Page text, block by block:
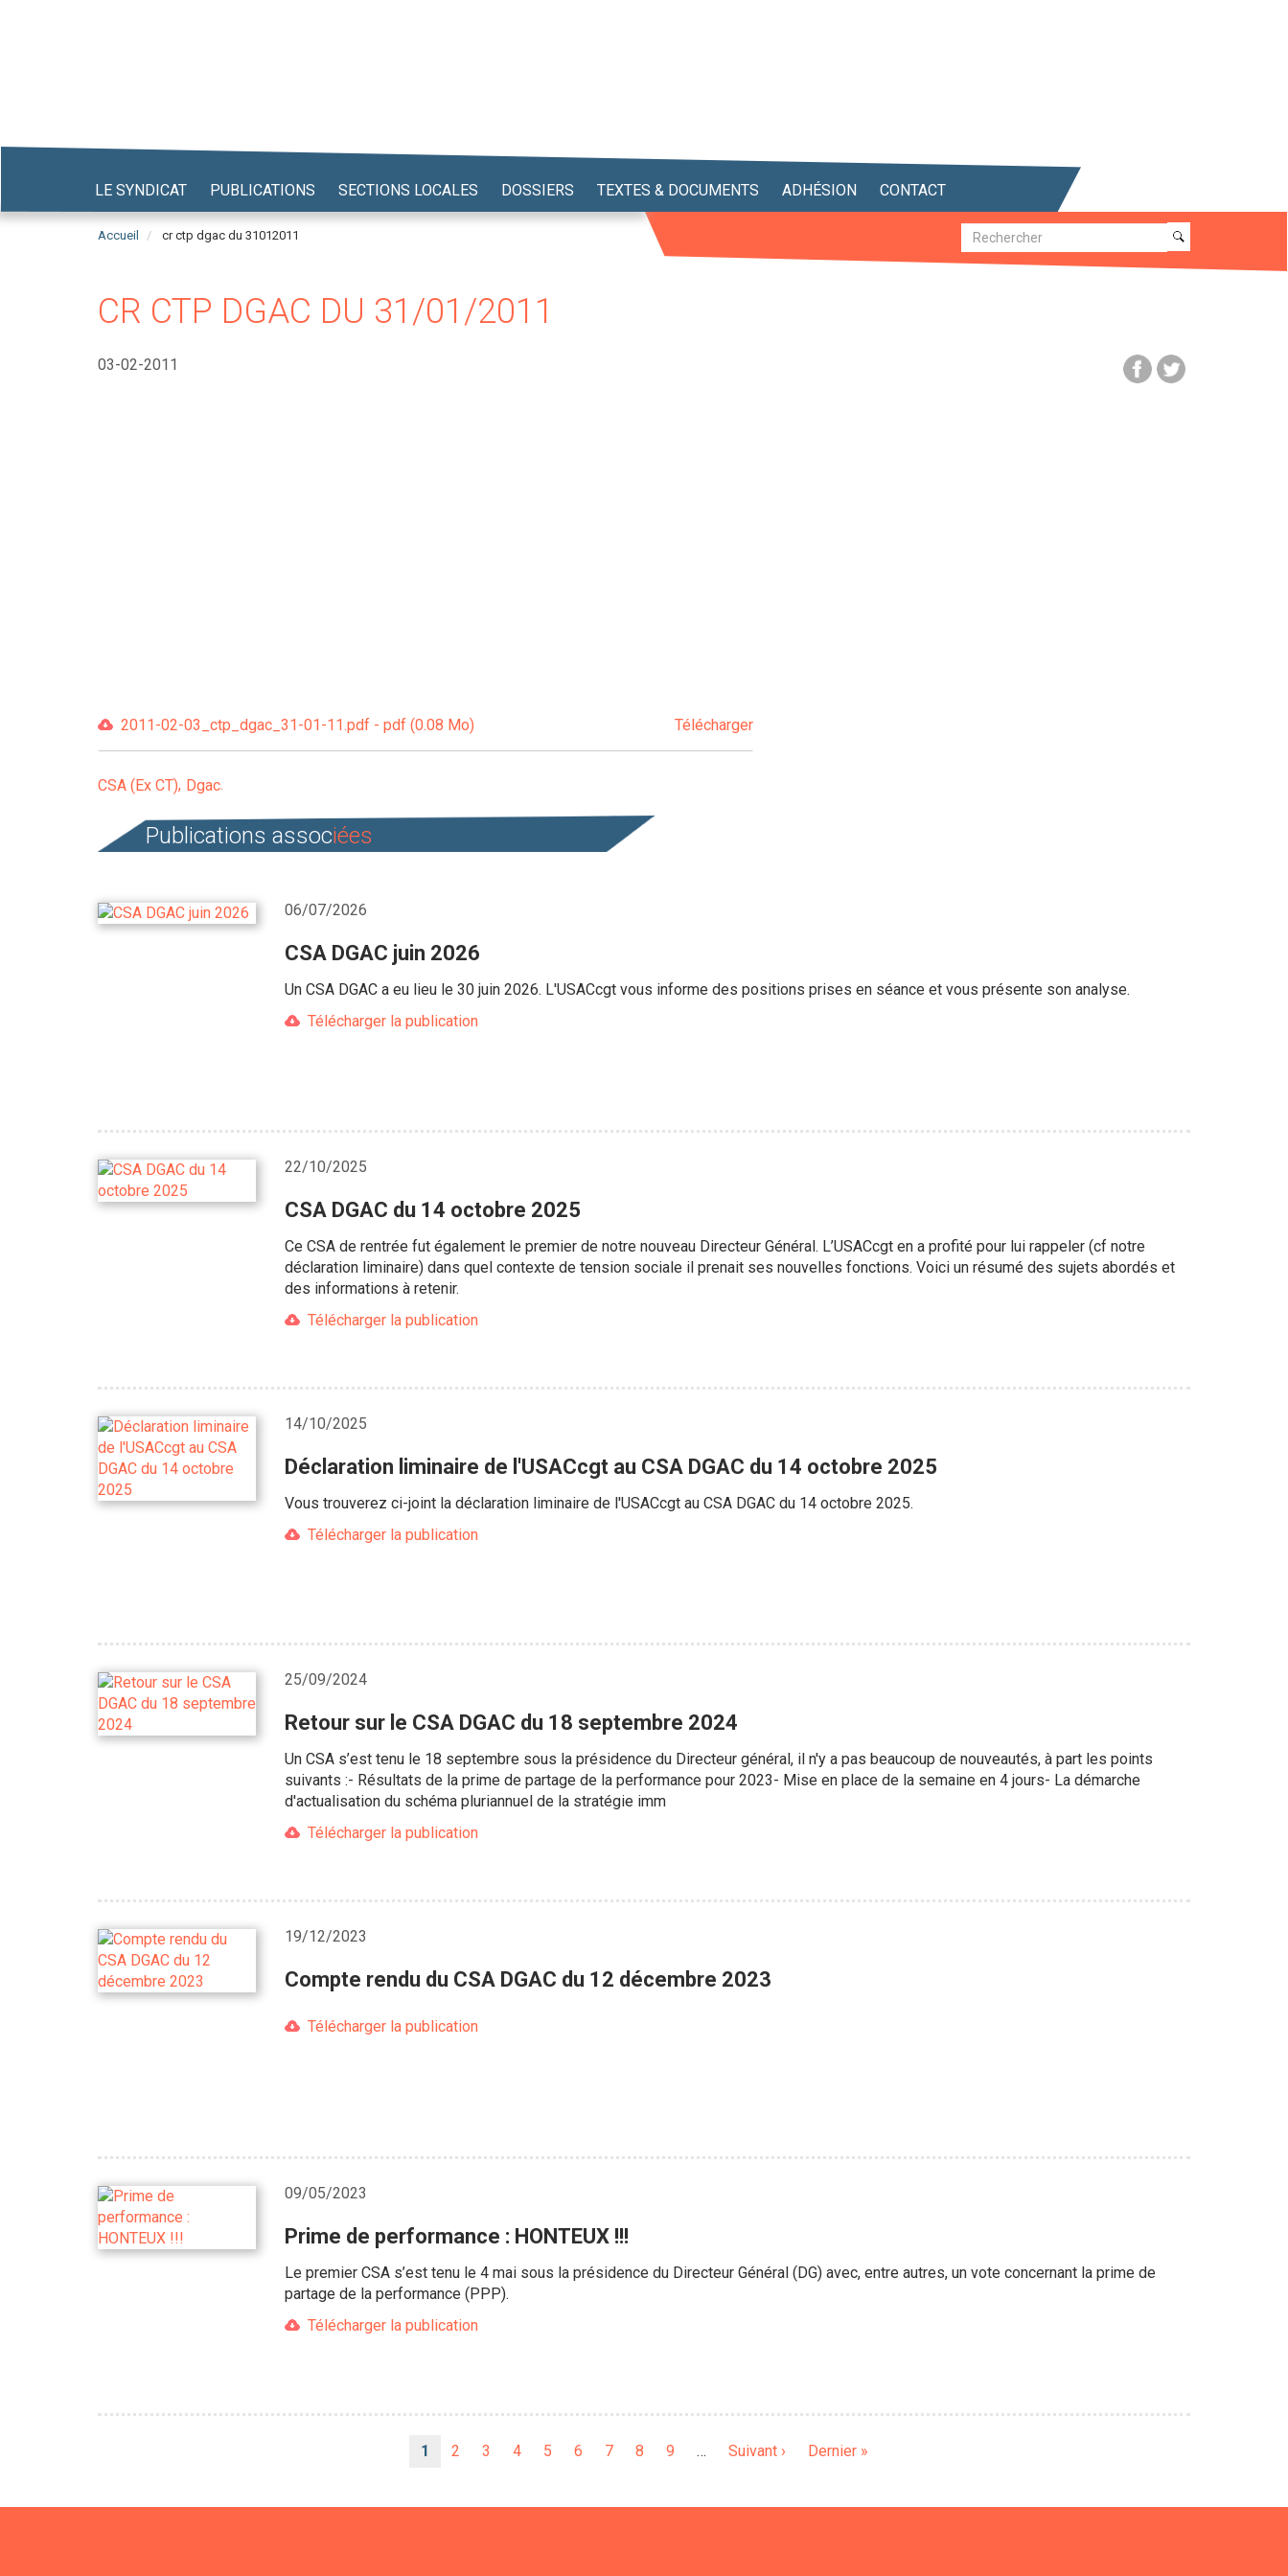
LE SYNDICAT PUBLICATIONS SECTIONS LOCALES DOSSIERS TEXTES & DOCUMENTS ADHÉSION CONTACT
Accueil cr ctp dgac du 31012011 Recherche
Recherche
CR CTP DGAC DU 31/01/2011
03-02-2011
2011-02-03_ctp_dgac_31-01-11.pdf - pdf (0.08 Mo) Télécharger
CSA (Ex CT) Dgac
Publications associées
06/07/2026
CSA DGAC juin 2026
Un CSA DGAC a eu lieu le 30 juin 2026. L'USACcgt vous informe des positions prises en séance et vous présente son analyse.
Télécharger la publication
22/10/2025
CSA DGAC du 14 octobre 2025
Ce CSA de rentrée fut également le premier de notre nouveau Directeur Général. L’USACcgt en a profité pour lui rappeler (cf notre
déclaration liminaire) dans quel contexte de tension sociale il prenait ses nouvelles fonctions. Voici un résumé des sujets abordés et
des informations à retenir.
Télécharger la publication
14/10/2025
Déclaration liminaire de l'USACcgt au CSA DGAC du 14 octobre 2025
Vous trouverez ci-joint la déclaration liminaire de l'USACcgt au CSA DGAC du 14 octobre 2025.
Télécharger la publication
25/09/2024
Retour sur le CSA DGAC du 18 septembre 2024
Un CSA s’est tenu le 18 septembre sous la présidence du Directeur général, il n'y a pas beaucoup de nouveautés, à part les points
suivants :- Résultats de la prime de partage de la performance pour 2023- Mise en place de la semaine en 4 jours- La démarche
d'actualisation du schéma pluriannuel de la stratégie imm
Télécharger la publication
19/12/2023
Compte rendu du CSA DGAC du 12 décembre 2023
Télécharger la publication
09/05/2023
Prime de performance : HONTEUX !!!
Le premier CSA s’est tenu le 4 mai sous la présidence du Directeur Général (DG) avec, entre autres, un vote concernant la prime de
partage de la performance (PPP).
Télécharger la publication
Page
1 Page
2 Page
3 Page
4 Page
5 Page
6 Page
7 Page
8 Page
9 …
Page
Suivant ›
Dernière
Dernier »